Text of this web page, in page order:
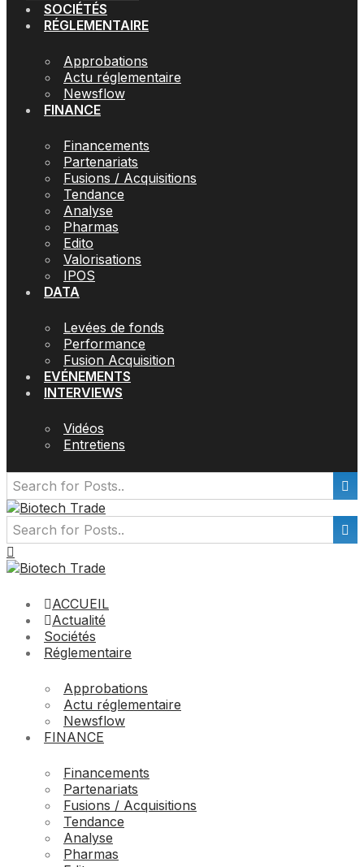
SOCIÉTÉS
RÉGLEMENTAIRE
Approbations
Actu réglementaire
Newsflow
FINANCE
Financements
Partenariats
Fusions / Acquisitions
Tendance
Analyse
Pharmas
Edito
Valorisations
IPOS
DATA
Levées de fonds
Performance
Fusion Acquisition
EVÉNEMENTS
INTERVIEWS
Vidéos
Entretiens
ACCUEIL
Actualité
Sociétés
Réglementaire
Approbations
Actu réglementaire
Newsflow
FINANCE
Financements
Partenariats
Fusions / Acquisitions
Tendance
Analyse
Pharmas